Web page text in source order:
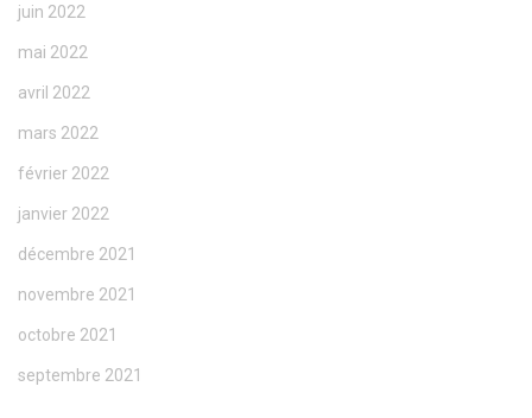
juin 2022
mai 2022
avril 2022
mars 2022
février 2022
janvier 2022
décembre 2021
novembre 2021
octobre 2021
septembre 2021